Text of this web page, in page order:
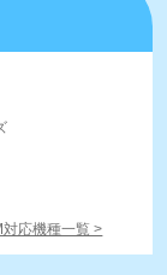
応機種一覧 >